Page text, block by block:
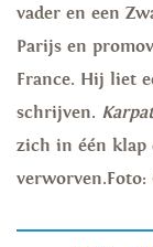
vader en een
Parijs en
France. Hij liet
schrijven.
zich in één klap
verworven.